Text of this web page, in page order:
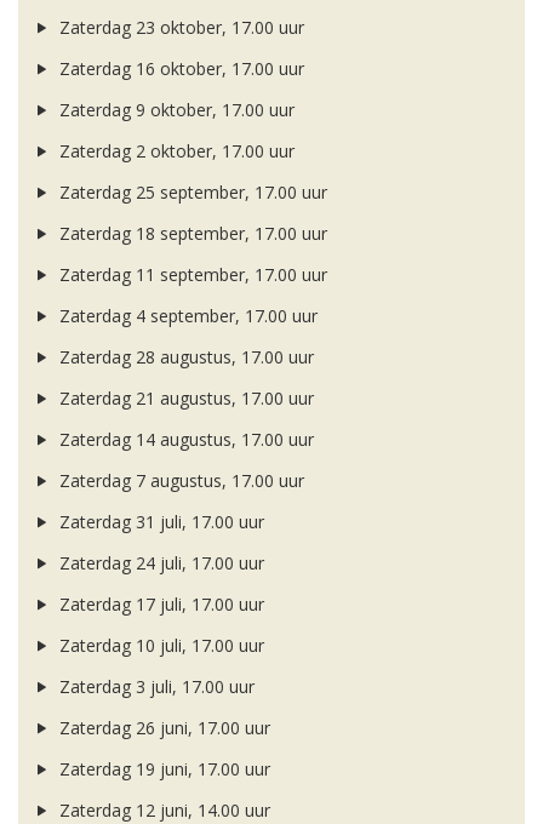
Zaterdag 23 oktober, 17.00 uur
Zaterdag 16 oktober, 17.00 uur
Zaterdag 9 oktober, 17.00 uur
Zaterdag 2 oktober, 17.00 uur
Zaterdag 25 september, 17.00 uur
Zaterdag 18 september, 17.00 uur
Zaterdag 11 september, 17.00 uur
Zaterdag 4 september, 17.00 uur
Zaterdag 28 augustus, 17.00 uur
Zaterdag 21 augustus, 17.00 uur
Zaterdag 14 augustus, 17.00 uur
Zaterdag 7 augustus, 17.00 uur
Zaterdag 31 juli, 17.00 uur
Zaterdag 24 juli, 17.00 uur
Zaterdag 17 juli, 17.00 uur
Zaterdag 10 juli, 17.00 uur
Zaterdag 3 juli, 17.00 uur
Zaterdag 26 juni, 17.00 uur
Zaterdag 19 juni, 17.00 uur
Zaterdag 12 juni, 14.00 uur